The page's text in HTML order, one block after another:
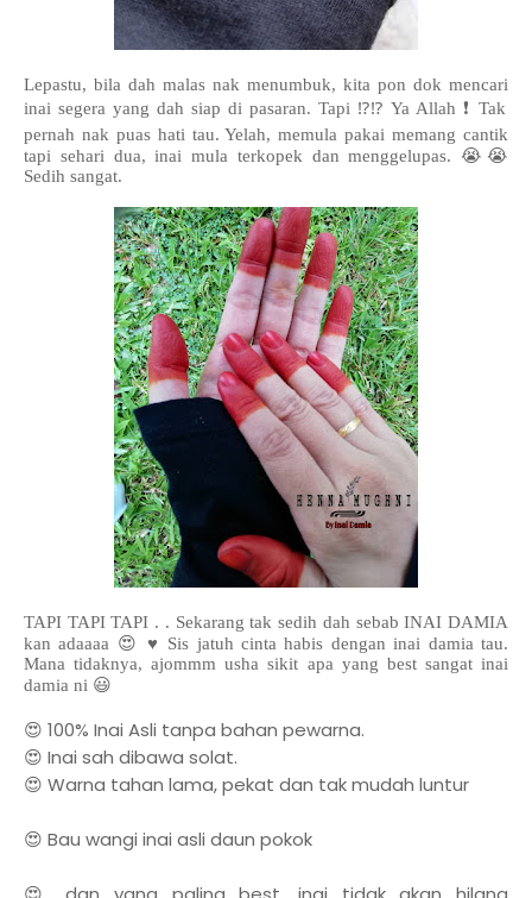
Lepastu, bila dah malas nak menumbuk, kita pon dok mencari
inai segera yang dah siap di pasaran. Tapi ⁉️⁉️ Ya Allah ❗ Tak
pernah nak puas hati tau. Yelah, memula pakai memang cantik
tapi sehari dua, inai mula terkopek dan menggelupas. 😭😭
Sedih sangat.
TAPI TAPI TAPI . . Sekarang taksedih dah sebab INAI DAMIA
kan adaaaa 😍 ♥️ Sis jatuh cinta habis dengan inai damia tau.
Mana tidaknya, ajommm usha sikit apa yang best sangat inai
damia ni 😃
😍 100% Inai Asli tanpa bahan pewarna.
😍 Inai sah dibawa solat.
😍 Warna tahan lama, pekat dan tak mudah luntur
😍 Bau wangi inai asli daun pokok